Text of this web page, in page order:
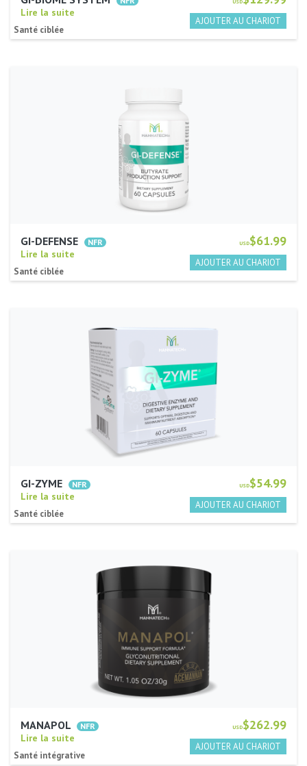
Lire la suite
Santé ciblée
USD$61.99
GI-DEFENSE
Lire la suite
Santé ciblée
USD$54.99
GI-ZYME
Lire la suite
Santé ciblée
USD$262.99
MANAPOL
Lire la suite
Santé intégrative